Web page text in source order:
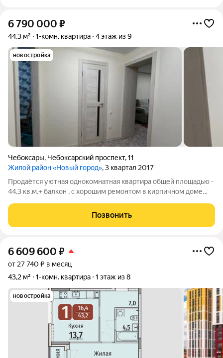
6 790 000 ₽
44,3 м² 1-комн. квартира 4 этаж из 9
новостройка
Чебоксары, Чебоксарский проспект,11
Жилой район «Новый город», 3 квартал 2017
Продаётся уютная однокомнатная квартира общей площадью -
44.3 кв.м.+ балкон , с хорошим ремонтом в кирпичном доме
ней световая зона разделена на зону приготовления пищи и
приема пищи. В
Позвонить
6 609 600 ₽
от 27 740 ₽ в месяц
43,2 м²
1-комн. квартира 1 этаж из 8
новостройка